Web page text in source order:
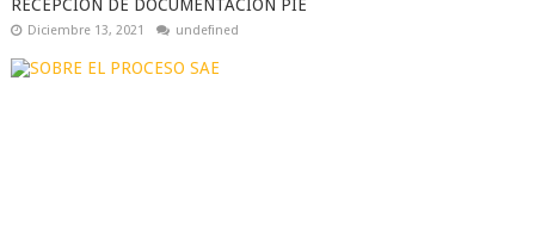
RECEPCIÓN DE DOCUMENTACIÓN PIE
Diciembre 13, 2021 undefined